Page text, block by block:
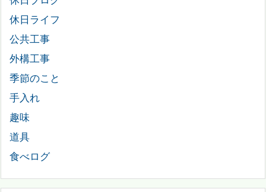
休日ライフ
公共工事
外構工事
季節のこと
手入れ
趣味
道具
食べログ